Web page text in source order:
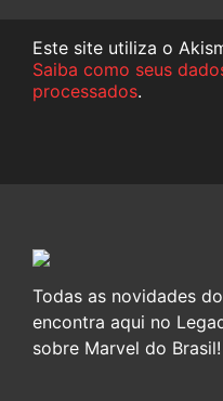
Este site utiliza o
Saiba como seus
processados.
Todas as novidades
encontra aqui no
sobre Marvel do Brasil!